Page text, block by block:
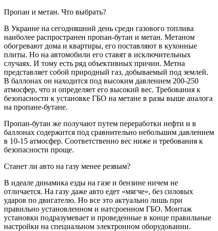
Пропан и метан. Что выбрать?
В Украине на сегодняшний день среди газового топлива
наиболее распространен пропан-бутан и метан. Метаном
обогревают дома и квартиры, его поставляют в кухонные
плиты. Но на автомобили его ставят в исключительных
случаях. И тому есть ряд объективных причин. Метна
представляет собой природный газ, добываемый под землей.
В баллонах он находится под высоким давлением 200-250
атмосфер, что и определяет его высокий вес. Требования к
безопасности к установке ГБО на метане в разы выше аналога
на пропане-бутане.
Пропан-бутан же получают путем переработки нефти и в
баллонах содержится под сравнительно небольшим давлением
в 10-15 атмосфер. Соответственно вес ниже и требования к
безопасности проще.
Станет ли авто на газу менее резвым?
В идеале динамика езды на газе и бензине ничем не
отличается. На газу даже авто едет «мягче», без силовых
ударов по двигателю. Но все это актуально лишь при
правильно установленном и натсроенном ГБО. Монтаж
установки подразумевает и проведенные в конце правильные
настройки на специальном электронном оборудовании.